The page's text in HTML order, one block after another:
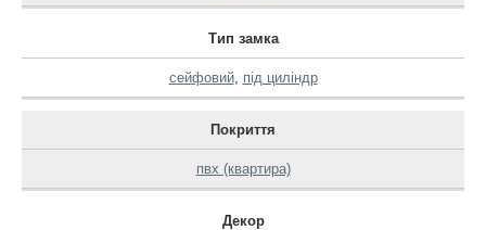
Тип замка
сейфовий, під циліндр
Покриття
пвх (квартира)
Декор